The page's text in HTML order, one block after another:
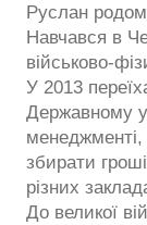
Руслан родом
Навчався в
військово-
У 2013
Державному
збирати
різних
До великої